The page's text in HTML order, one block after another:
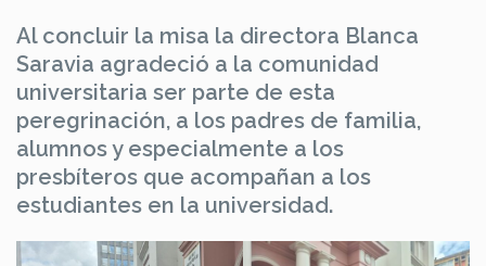
Al concluir la misa la directora Blanca
Saravia agradeció a la comunidad
universitaria ser parte de esta
peregrinación, a los padres de familia,
alumnos y especialmente a los
presbíteros que acompañan a los
estudiantes en la universidad.